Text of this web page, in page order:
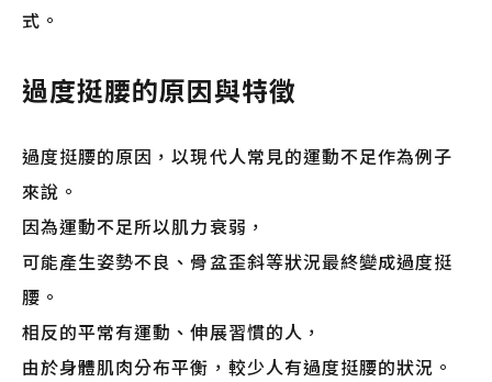
式。
過度挺腰的原因與特徵
過度挺腰的原因，以現代人常見的運動不足作為例子
來說。
因為運動不足所以肌力衰弱，
可能產生姿勢不良、骨盆歪斜等狀況最終變成過度挺
腰。
相反的平常有運動、伸展習慣的人，
由於身體肌肉分布平衡，較少人有過度挺腰的狀況。